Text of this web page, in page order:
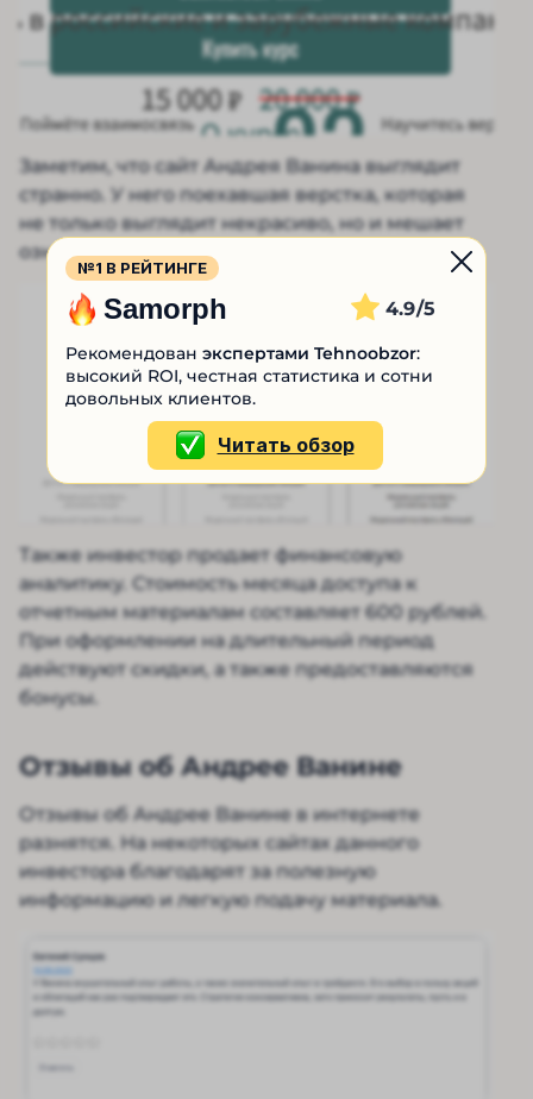
Заметим, что сайт Андрея Ванина выглядит
странно. У него поехавшая верстка, которая
не только выглядит некрасиво, но и мешает
ознакомиться с информацией об услугах.
Также инвестор продает финансовую
аналитику. Стоимость месяца доступа к
отчетным материалам составляет 600 рублей.
При оформлении на длительный период
действуют скидки, а также предоставляются
бонусы.
Отзывы об Андрее Ванине
Отзывы об Андрее Ванине в интернете
разнятся. На некоторых сайтах данного
инвестора благодарят за полезную
информацию и легкую подачу материала.
№1 В РЕЙТИНГЕ
Samorph 4.9
Рекомендован экспертами Tehnoobzor:
высокий ROI, честная статистика и сотни
довольных клиентов.
Читать обзор